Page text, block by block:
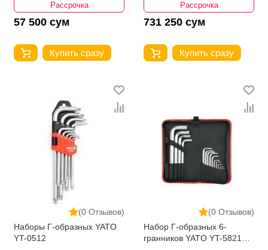
Рассрочка
57 500 сум
Купить сразу
Рассрочка
731 250 сум
Купить сразу
(0 Отзывов)
Наборы Г-образных YATO
YT-0512
(0 Отзывов)
Набор Г-образных 6-
гранников YATO YT-58210